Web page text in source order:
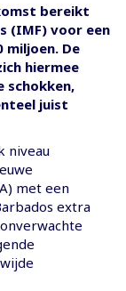
bereikt
(IMF) voor een
miljoen. De
hiermee
schokken,
juist
niveau
met een
extra